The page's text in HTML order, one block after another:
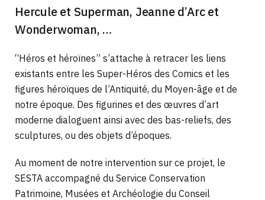
Hercule et Superman, Jeanne d’Arc et
Wonderwoman, …
“Héros et héroïnes” s’attache à retracer les liens
existants entre les Super-Héros des Comics et les
figures héroïques de l’Antiquité, du Moyen-âge et de
notre époque. Des figurines et des œuvres d’art
moderne dialoguent ainsi avec des bas-reliefs, des
sculptures, ou des objets d’époques.
Au moment de notre intervention sur ce projet, le
SESTA accompagné du Service Conservation
Patrimoine, Musées et Archéologie du Conseil